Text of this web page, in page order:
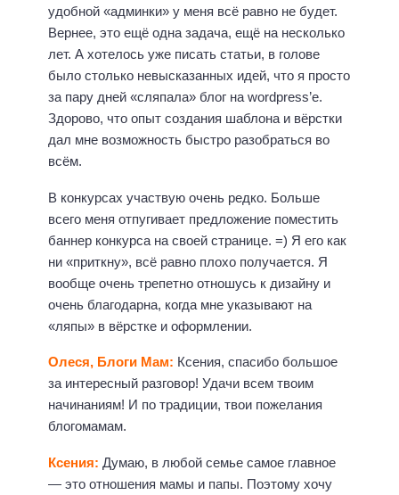
удобной «админки» у меня всё равно не будет.
Вернее, это ещё одна задача, ещё на несколько
лет. А хотелось уже писать статьи, в голове
было столько невысказанных идей, что я просто
за пару дней «сляпала» блог на wordpress’е.
Здорово, что опыт создания шаблона и вёрстки
дал мне возможность быстро разобраться во
всём.
В конкурсах участвую очень редко. Больше
всего меня отпугивает предложение поместить
баннер конкурса на своей странице. =) Я его как
ни «приткну», всё равно плохо получается. Я
вообще очень трепетно отношусь к дизайну и
очень благодарна, когда мне указывают на
«ляпы» в вёрстке и оформлении.
Олеся, Блоги Мам: Ксения, спасибо большое
за интересный разговор! Удачи всем твоим
начинаниям! И по традиции, твои пожелания
блогомамам.
Ксения: Думаю, в любой семье самое главное
— это отношения мамы и папы. Поэтому хочу